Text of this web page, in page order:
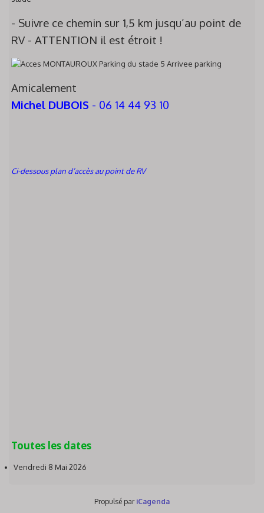
- Suivre ce chemin sur 1,5 km jusqu’au point de
RV - ATTENTION il est étroit !
Amicalement
Michel DUBOIS - 06 14 44 93 10
Ci-dessous plan d’accès au point de RV
Toutes les dates
Vendredi 8 Mai 2026
Propulsé par iCagenda